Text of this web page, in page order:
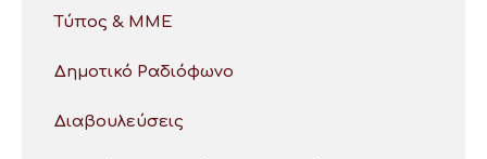
Τύπος & ΜΜΕ
Δημοτικό Ραδιόφωνο
Διαβουλεύσεις